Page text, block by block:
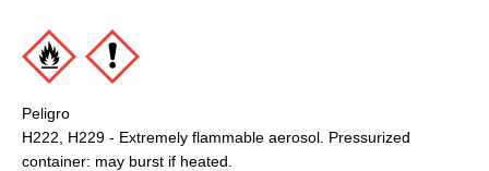
Peligro
H222, H229 - Extremely flammable aerosol. Pressurized
container: may burst if heated.